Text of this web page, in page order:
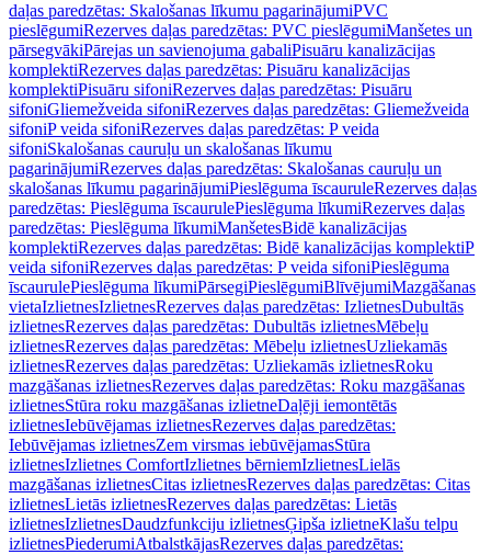
daļas paredzētas: Skalošanas līkumu pagarinājumiPVC
pieslēgumiRezerves daļas paredzētas: PVC pieslēgumiManšetes un
pārsegvākiPārejas un savienojuma gabaliPisuāru kanalizācijas
komplektiRezerves daļas paredzētas: Pisuāru kanalizācijas
komplektiPisuāru sifoniRezerves daļas paredzētas: Pisuāru
sifoniGliemežveida sifoniRezerves daļas paredzētas: Gliemežveida
sifoniP veida sifoniRezerves daļas paredzētas: P veida
sifoniSkalošanas cauruļu un skalošanas līkumu
pagarinājumiRezerves daļas paredzētas: Skalošanas cauruļu un
skalošanas līkumu pagarinājumiPieslēguma īscauruleRezerves daļas
paredzētas: Pieslēguma īscaurulePieslēguma līkumiRezerves daļas
paredzētas: Pieslēguma līkumiManšetesBidē kanalizācijas
komplektiRezerves daļas paredzētas: Bidē kanalizācijas komplektiP
veida sifoniRezerves daļas paredzētas: P veida sifoniPieslēguma
īscaurulePieslēguma līkumiPārsegiPieslēgumiBlīvējumiMazgāšanas
vietaIzlietnesIzlietnesRezerves daļas paredzētas: IzlietnesDubultās
izlietnesRezerves daļas paredzētas: Dubultās izlietnesMēbeļu
izlietnesRezerves daļas paredzētas: Mēbeļu izlietnesUzliekamās
izlietnesRezerves daļas paredzētas: Uzliekamās izlietnesRoku
mazgāšanas izlietnesRezerves daļas paredzētas: Roku mazgāšanas
izlietnesStūra roku mazgāšanas izlietneDaļēji iemontētās
izlietnesIebūvējamas izlietnesRezerves daļas paredzētas:
Iebūvējamas izlietnesZem virsmas iebūvējamasStūra
izlietnesIzlietnes ComfortIzlietnes bērniemIzlietnesLielās
mazgāšanas izlietnesCitas izlietnesRezerves daļas paredzētas: Citas
izlietnesLietās izlietnesRezerves daļas paredzētas: Lietās
izlietnesIzlietnesDaudzfunkciju izlietnesĢipša izlietneKlašu telpu
izlietnesPiederumiAtbalstkājasRezerves daļas paredzētas: